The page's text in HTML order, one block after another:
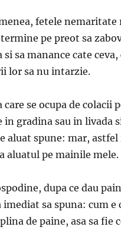
fetele nemaritate
pe preot sa
si sa manance cate ceva,
lor sa nu intarzie.
care se ocupa de colacii
in gradina sau in livada
aluat spune: mar,
aluatul pe mainile mele.
dupa ce dau
imediat sa spuna: cum e
de paine, asa sa fie